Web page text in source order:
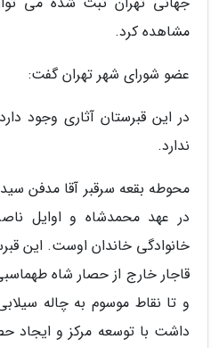
مشاهده کرد.
عضو شورای شهر تهران گفت:
در این قبرستان آثاری وجود
ندارد.
محوطه بقعه سرقبر آقا مدفن
در عهد محمدشاه و اوایل
خانوادگی خاندان اوست. این
قاجار خارج از حصار شاه
و تا نقاط موسوم به چاله سیلابی
داشت با توسعه مرکز و ایجاد